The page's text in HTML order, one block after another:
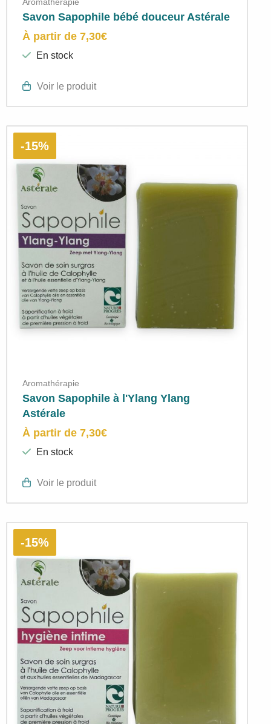
Savon Sapophile bébé douceur Astérale
À partir de 7,30€
En stock
Voir le produit
Aromathérapie
Savon Sapophile à l'Ylang Ylang
Astérale
À partir de 7,30€
En stock
Voir le produit
-15%
-15%